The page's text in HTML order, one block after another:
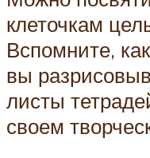
клеточкам
Вспомните,
вы
листы
своем